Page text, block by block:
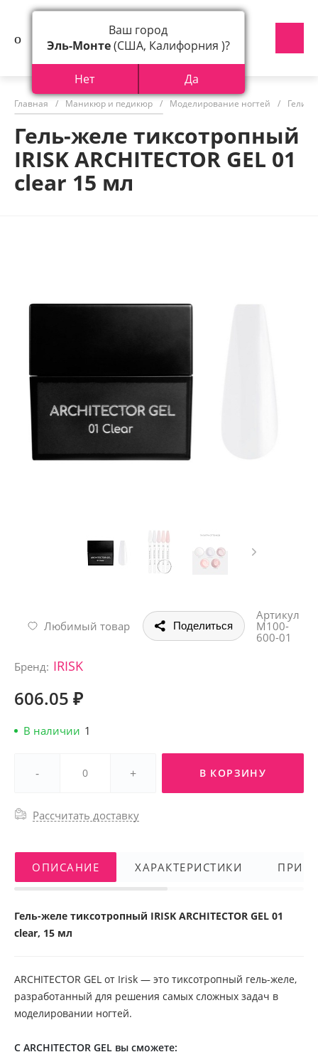
Главная / Маникюр и педикюр / Моделирование ногтей / Гели
Гель-желе тиксотропный
IRISK ARCHITECTOR GEL 01
clear 15 мл
Любимый товар Поделиться
Артикул
М100-
600-01
Бренд: IRISK
606.05 ₽
В наличии 1
- + В КОРЗИНУ
Рассчитать доставку
ОПИСАНИЕ ХАРАКТЕРИСТИКИ
Гель-желе тиксотропный IRISK ARCHITECTOR GEL 01
clear, 15 мл
ARCHITECTOR GEL от Irisk — это тиксотропный гель-желе,
разработанный для решения самых сложных задач в
моделировании ногтей.
С ARCHITECTOR GEL вы сможете:
Ваш город
Эль-Монте(США, Калифорния )?
Нет Да